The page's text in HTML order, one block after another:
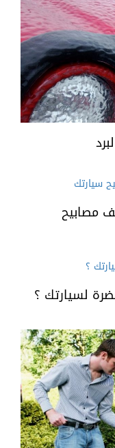
مصابيح
لسيارتك ؟